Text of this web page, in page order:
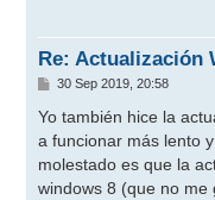
Re: Actualización
M
n
a
j
e
30 Sep 2019, 20:58
Yo también hice la
a funcionar más lento
molestado es que la
windows 8 (que no